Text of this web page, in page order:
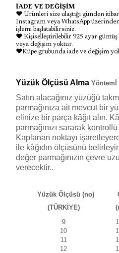
İADE VE DEĞİŞİM
♥ Ürünleri size ulaştığı günden
Instagram veya WhatsApp
işlemi başlatabilirsiniz.
♥ Kişiselleştirilebilir 925 ayar
veya değişim yoktur.
♥Küpe grubunda iade ve değişim
Yüzük Ölçüsü Alma Yöntemİ
Satın alacağınız yüzüğü
parmağınıza ait mevcut bir
elinize bir parça kâğıt alın.
parmağınızı sararak
Kaplanan noktayı
ile kâğıdın ölçüsünü
değer parmağınızın çevre
verecektir..
Yüzük Ölçüsü (no)
(TÜRKİYE)
9
10
11
12